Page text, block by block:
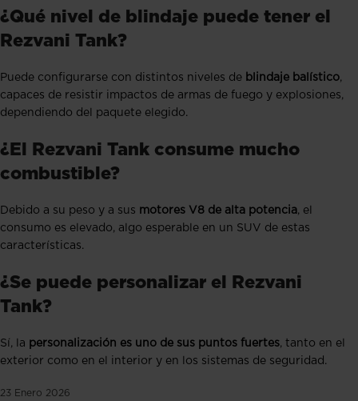
¿Qué nivel de blindaje puede tener el
Rezvani Tank?
Puede configurarse con distintos niveles de blindaje balístico,
capaces de resistir impactos de armas de fuego y explosiones,
dependiendo del paquete elegido.
¿El Rezvani Tank consume mucho
combustible?
Debido a su peso y a sus motores V8 de alta potencia, el
consumo es elevado, algo esperable en un SUV de estas
características.
¿Se puede personalizar el Rezvani
Tank?
Sí, la personalización es uno de sus puntos fuertes, tanto en el
exterior como en el interior y en los sistemas de seguridad.
23 Enero 2026